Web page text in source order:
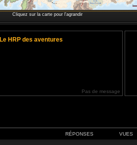
Cliquez sur la carte pour l'agrandir
Le HRP des aventures
Pas de message
RÉPONSES VUES